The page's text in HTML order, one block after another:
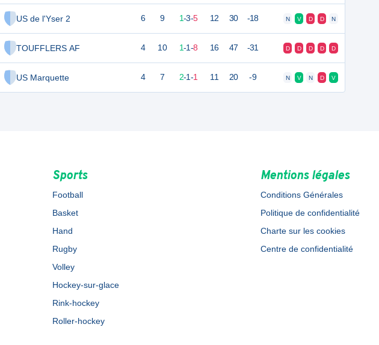
US de l'Yser 2
TOUFFLERS AF
US Marquette
6 9 1-3-5 12 30 -18 N V D D N
4 10 1-1-8 16 47 -31 D D D D D
4 7 2-1-1 11 20 -9 N V N D V
Sports
Football
Basket
Hand
Rugby
Volley
Hockey-sur-glace
Rink-hockey
Roller-hockey
Mentions légales
Conditions Générales
Politique de confidentialité
Charte sur les cookies
Centre de confidentialité